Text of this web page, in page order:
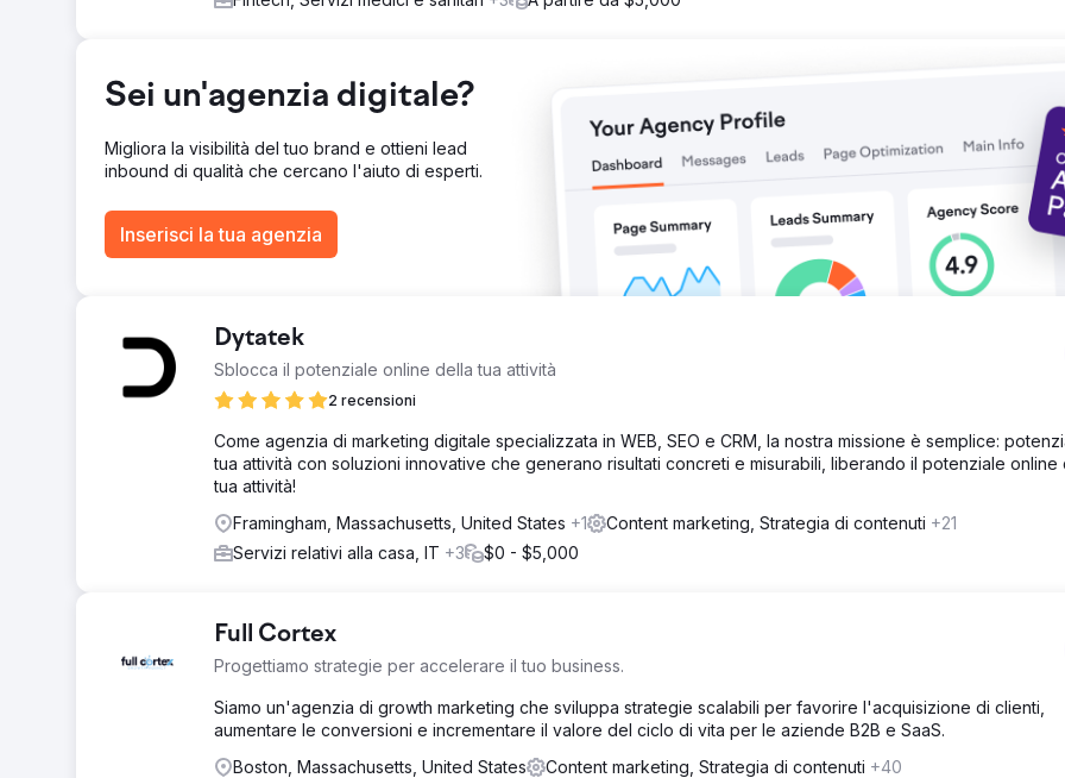
A soli 8 mesi dal lancio del progetto, sono stati raggiunti oltre 40.000 utenti organici al mese. Sono state ottenute posizioni
prima pagina su Google per oltre 500 parole chiave e una parte significativa dei contenuti è apparsa nelle sezioni Featured
Snippets e People Also Ask. Il traffico organico ha incrementato direttamente i download dell'app e la notorietà del
corso di 30 mesi di collaborazione, questa visibilità è stata resa ancora più sostenibile.
Vai alla pagina agenzia
Sei un'agenzia digitale?
Migliora la visibilità del tuo brand e ottieni lead
inbound di qualità che cercano l'aiuto di esperti.
Inserisci la tua agenzia
Dytatek
Sblocca il potenziale online della tua attività
2 recensioni
Come agenzia di marketing digitale specializzata in WEB, SEO e CRM, la nostra missione è semplice:
tua attività con soluzioni innovative che generano risultati concreti e misurabili, liberando il potenziale online
tua attività!
Framingham, Massachusetts, United States +1 Content marketing, Strategia di contenuti +21
Servizi relativi alla casa, IT +3 $0 - $5,000
Full Cortex
Progettiamo strategie per accelerare il tuo business.
Siamo un'agenzia di growth marketing che sviluppa strategie scalabili per favorire l'acquisizione di clienti,
aumentare le conversioni e incrementare il valore del ciclo di vita per le aziende B2B e SaaS.
Boston, Massachusetts, United States
Content marketing, Strategia di contenuti +40